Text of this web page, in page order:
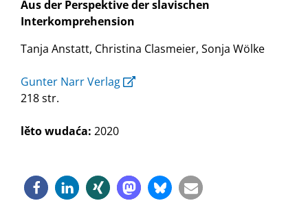
Aus der Perspektive der slavischen
Interkomprehension
Tanja Anstatt, Christina Clasmeier, Sonja Wölke
Gunter Narr Verlag
218 str.
lěto wudaća: 2020